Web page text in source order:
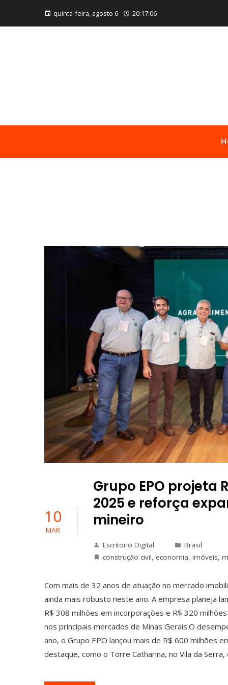
quinta-feira, agosto 6 20:17:07
10
MAR
Grupo EPO projeta
2025 e reforça
mineiro
Escritorio Digital
Brasil
construção civil, economia, imóveis,
Com mais de 32 anos de atuação no mercado
ainda mais robusto neste ano. A empresa planeja
R$ 308 milhões em incorporações e R$ 320
nos principais mercados de Minas Gerais.O
ano, o Grupo EPO lançou mais de R$ 600 milhões
destaque, como o Torre Catharina, no Vila da